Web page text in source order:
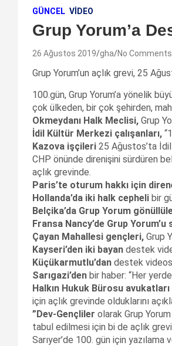
GÜNCEL VIDEO
Grup Yorum’a
26 Ağustos 2019 gha No Comments
Grup Yorum’un açlık grevi, 25
100.gün, Grup Yorum’a yönelik
çok ülkeden, bir çok şehirden,
Okmeydanı Halk Meclisi, Grup
İdil Kültür Merkezi çalışanları,
Kazova işçileri 25 Ağustos’ta
CHP önünde direnişini sürdüren
açlık grevinde.
Paris’te oturum hakkı için
Hollanda’da iki halk cepheli bir
Belçika’da Grup Yorum
Fransa Nancy’de Grup Yorum’u
Çayan Mahallesi gençleri, Grup
Kayseri’den iki bayan destek
Küçükarmutlu’dan destek
Sarıgazi’den bir haber: “Her
Halkın Hukuk Bürosu
için açlık grevinde olduklarını
”Dev-Gençliler olarak Grup
tabul edilmesi için bi de açlık
Sarıyer’de 100. gün için yazılama